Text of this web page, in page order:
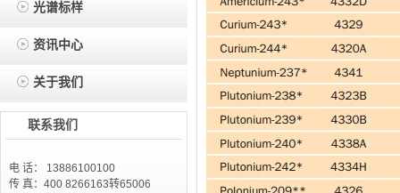
光谱标样
资讯中心
关于我们
联系我们
电 话： 13886100100
传 真：400 8266163转65006